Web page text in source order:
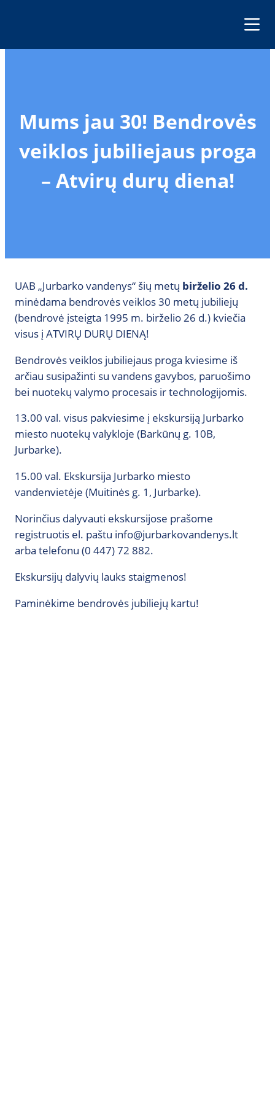
Eiti
Mums jau 30! Bendrovės
veiklos jubiliejaus proga
– Atvirų durų diena!
UAB „Jurbarko vandenys“ šių metų birželio 26 d.
minėdama bendrovės veiklos 30 metų jubiliejų
(bendrovė įsteigta 1995 m. birželio 26 d.) kviečia
visus į ATVIRŲ DURŲ DIENĄ!
Bendrovės veiklos jubiliejaus proga kviesime iš
arčiau susipažinti su vandens gavybos, paruošimo
bei nuotekų valymo procesais ir technologijomis.
13.00 val. visus pakviesime į ekskursiją Jurbarko
miesto nuotekų valykloje (Barkūnų g. 10B,
Jurbarke).
15.00 val. Ekskursija Jurbarko miesto
vandenvietėje (Muitinės g. 1, Jurbarke).
Norinčius dalyvauti ekskursijose prašome
registruotis el. paštu info@jurbarkovandenys.lt
arba telefonu (0 447) 72 882.
Ekskursijų dalyvių lauks staigmenos!
Paminėkime bendrovės jubiliejų kartu!